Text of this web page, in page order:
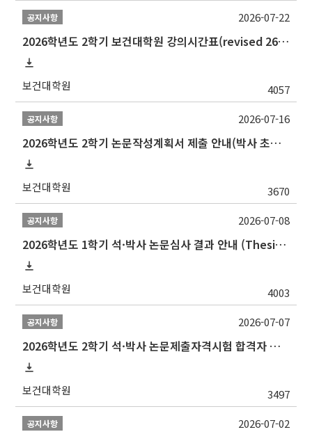
공지사항
2026학년도 2학기 보건대학원 강의시간표(revised 260803)(2026 2nd SEMESTER SNU GSPH TIMETABLE)
보건대학원 4057
2026-07-22
공지사항
2026학년도 2학기 논문작성계획서 제출 안내(박사 초심 일정 포함)_Thesis Proposal
보건대학원 3670
2026-07-16
공지사항
2026학년도 1학기 석·박사 논문심사 결과 안내 (Thesis Defense Result)
보건대학원 4003
2026-07-08
공지사항
2026학년도 2학기 석·박사 논문제출자격시험 합격자 공고(TSQ Exam Result)
보건대학원 3497
2026-07-07
공지사항 2026-07-02